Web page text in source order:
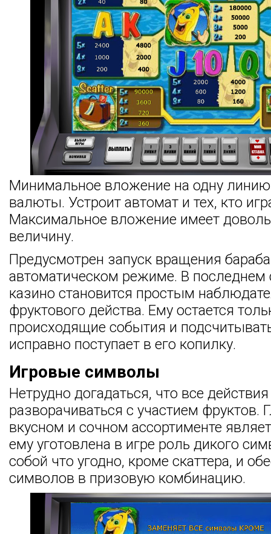
Минимальное вложение на одну
валюты. Устроит автомат и тех, кто
Максимальное вложение имеет
величину.
Предусмотрен запуск вращения
автоматическом режиме. В последнем
казино становится простым
фруктового действа. Ему остается
происходящие события и
исправно поступает в его копилку.
Игровые символы
Нетрудно догадаться, что все действия
разворачиваться с участием фруктов.
вкусном и сочном ассортименте
ему уготовлена в игре роль дикого
собой что угодно, кроме скаттера, и
символов в призовую комбинацию.